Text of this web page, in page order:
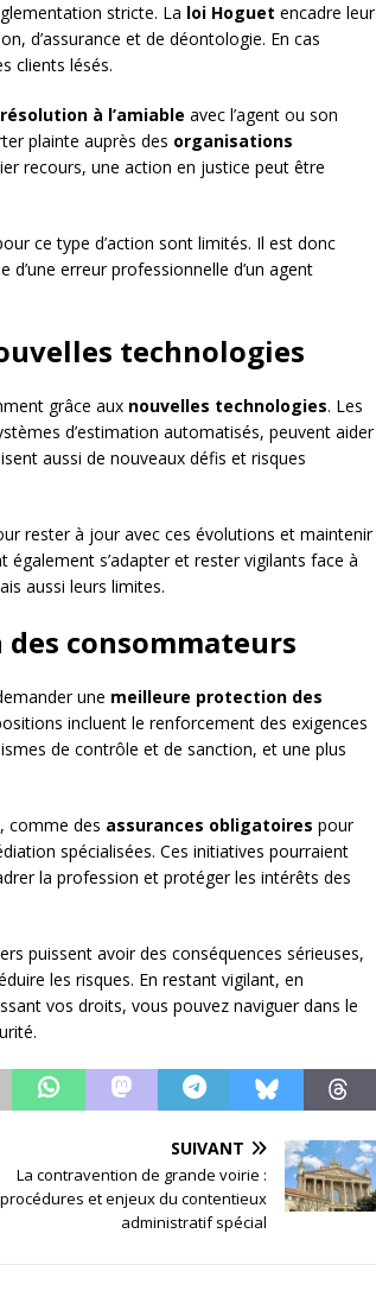
stricte. La loi Hoguet encadre leur
d’assurance et de déontologie. En cas
clients lésés.
résolution à l’amiable avec l’agent ou son
plainte auprès des organisations
recours, une action en justice peut être
ce type d’action sont limités. Il est donc
erreur professionnelle d’un agent
technologies
grâce aux nouvelles technologies. Les
d’estimation automatisés, peuvent aider
aussi de nouveaux défis et risques
rester à jour avec ces évolutions et maintenir
s’adapter et rester vigilants face à
aussi leurs limites.
consommateurs
une meilleure protection des
incluent le renforcement des exigences
de contrôle et de sanction, et une plus
comme des assurances obligatoires pour
spécialisées. Ces initiatives pourraient
la profession et protéger les intérêts des
puissent avoir des conséquences sérieuses,
les risques. En restant vigilant, en
vos droits, vous pouvez naviguer dans le
SUIVANT
La contravention de grande voirie :
procédures et enjeux du contentieux
administratif spécial